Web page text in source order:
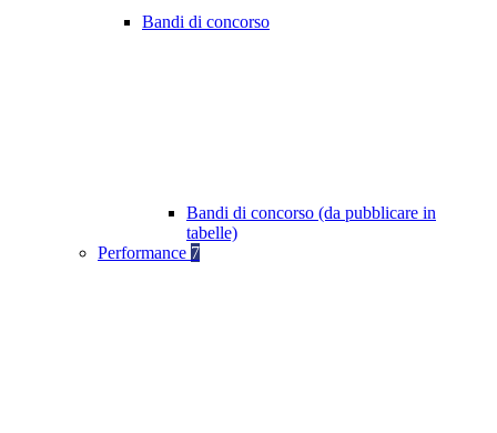
Bandi di concorso
Bandi di concorso (da pubblicare in
tabelle)
Performance 7